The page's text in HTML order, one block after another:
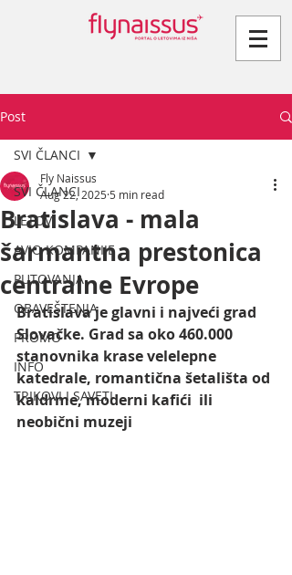
Post
SVI ČLANCI
LETOVI
AVIO KOMPANIJE
PUTOVANJA
OBAVEŠTENJA
PROMO
INFO
TRIKOVI I SAVETI
SVI ČLANCI
Bratislava - mala
šarmantna prestonica
centralne Evrope
Fly Naissus
Aug 22, 2025 5 min read
Bratislava je glavni i najveći grad
Slovačke. Grad sa oko 460.000
stanovnika krase velelepne
katedrale, romantična šetališta od
kaldrme, moderni kafići  ili
neobični muzeji